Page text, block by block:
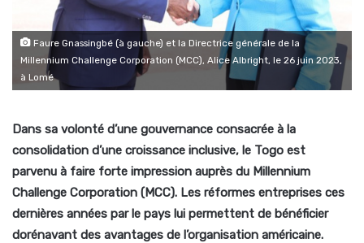
Faure Gnassingbé (à gauche) et la Directrice générale de la
Millennium Challenge Corporation (MCC), Alice Albright, le 26 juin 2023,
à Lomé
Dans sa volonté d’une gouvernance consacrée à la
consolidation d’une croissance inclusive, le Togo est
parvenu à faire forte impression auprès du Millennium
Challenge Corporation (MCC). Les réformes entreprises ces
dernières années par le pays lui permettent de bénéficier
dorénavant des avantages de l’organisation américaine.